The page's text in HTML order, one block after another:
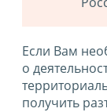
Если Вам
о
получить